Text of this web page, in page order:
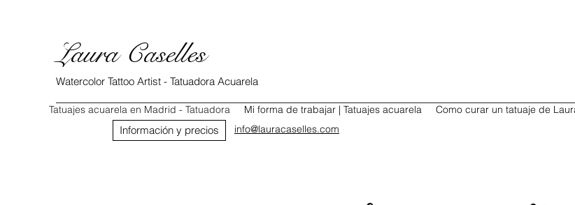
Laura Caselles
Watercolor Tattoo Artist - Tatuadora Acuarela
Tatuajes acuarela en Madrid - Tatuadora Mi forma de trabajar | Tatuajes acuarela Como curar un tatuaje de
Información y precios info@lauracaselles.com